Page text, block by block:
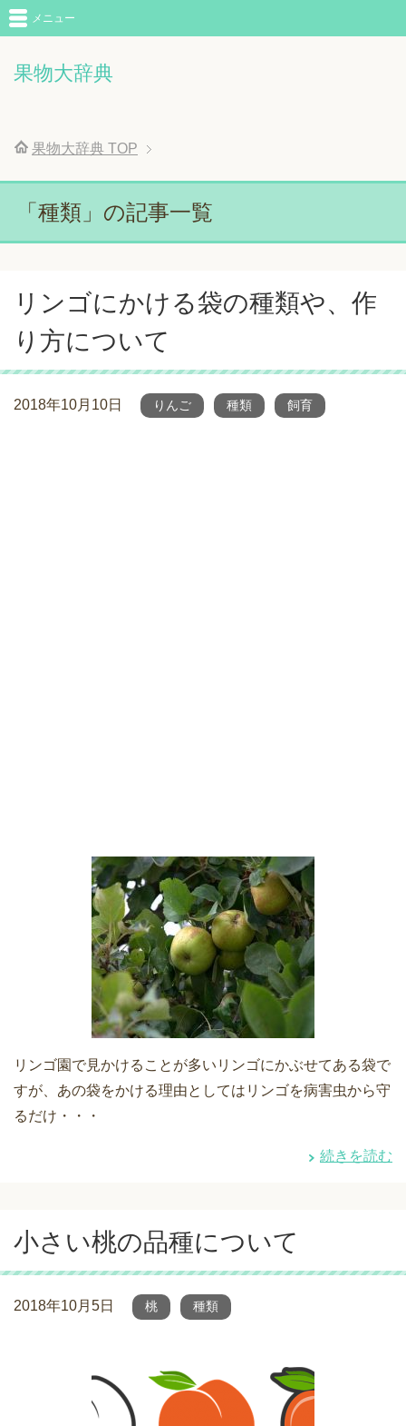
果物大辞典
メニュー
果物大辞典 TOP
「種類」の記事一覧
リンゴにかける袋の種類や、作
り方について
2018年10月10日 りんご 種類 飼育
リンゴ園で見かけることが多いリンゴにかぶせてある袋で
すが、あの袋をかける理由としてはリンゴを病害虫から守
るだけ・・・
続きを読む
小さい桃の品種について
2018年10月5日 桃 種類